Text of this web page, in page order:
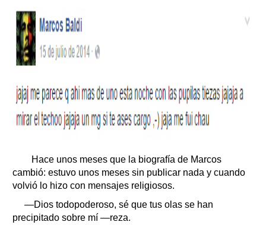
Hace unos meses que la biografía de Marcos
cambió: estuvo unos meses sin publicar nada y cuando
volvió lo hizo con mensajes religiosos.
—Dios todopoderoso, sé que tus olas se han
precipitado sobre mí —reza.